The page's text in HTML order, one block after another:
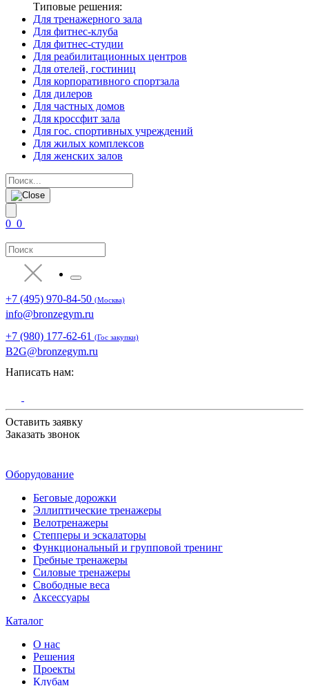
Типовые решения:
Для тренажерного зала
Для фитнес-клуба
Для фитнес-студии
Для реабилитационных центров
Для отелей, гостиниц
Для корпоративного спортзала
Для дилеров
Для частных домов
Для кроссфит зала
Для гос. спортивных учреждений
Для жилых комплексов
Для женских залов
0 0
+7 (495) 970-84-50 (Москва)
info@bronzegym.ru
+7 (980) 177-62-61 (Гос закупки)
B2G@bronzegym.ru
Написать нам:
Оставить заявку
Заказать звонок
Оборудование
Беговые дорожки
Эллиптические тренажеры
Велотренажеры
Степперы и эскалаторы
Функциональный и групповой тренинг
Гребные тренажеры
Силовые тренажеры
Свободные веса
Аксессуары
Каталог
О нас
Решения
Проекты
Клубам